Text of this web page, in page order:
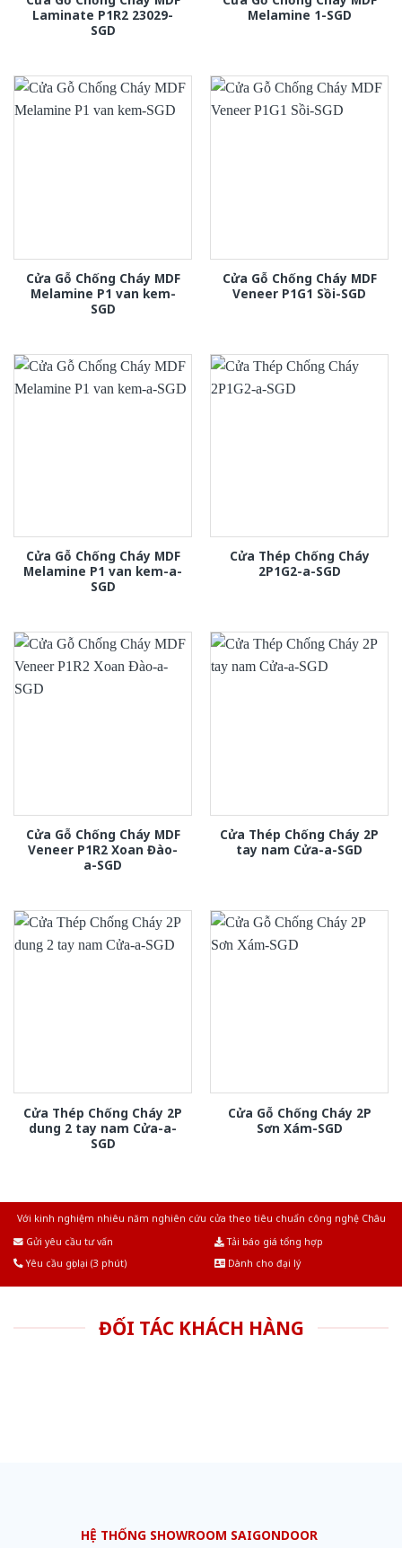
Laminate P1R2 23029-
SGD
Melamine 1-SGD
Cửa Gỗ Chống Cháy MDF
Melamine P1 van kem-
SGD
Cửa Gỗ Chống Cháy MDF
Veneer P1G1 Sồi-SGD
Cửa Gỗ Chống Cháy MDF
Melamine P1 van kem-a-
SGD
Cửa Thép Chống Cháy
2P1G2-a-SGD
Cửa Gỗ Chống Cháy MDF
Veneer P1R2 Xoan Đào-
a-SGD
Cửa Thép Chống Cháy 2P
tay nam Cửa-a-SGD
Cửa Thép Chống Cháy 2P
dung 2 tay nam Cửa-a-
SGD
Cửa Gỗ Chống Cháy 2P
Sơn Xám-SGD
Với kinh nghiệm nhiêu năm nghiên cứu cửa theo tiêu chuẩn công nghệ Châu
Gửi yêu cầu tư vấn
Tải báo giá tổng hợp
Yêu cầu gọi lại (3 phút)
Dành cho đại lý
ĐỐI TÁC KHÁCH HÀNG
HỆ THỐNG SHOWROOM SAIGONDOOR